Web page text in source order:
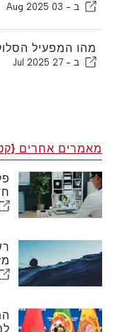
ב - 03 Aug 2025
מהו המפעיל
ב - 27 Jul 2025
מאמרים אחרים